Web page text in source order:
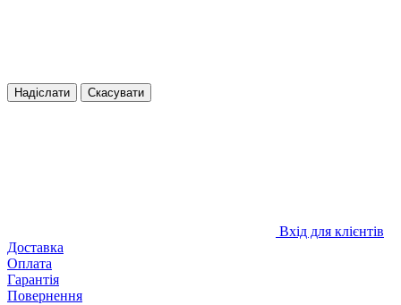
Надіслати Скасувати
Вхід для клієнтів
Доставка
Оплата
Гарантія
Повернення